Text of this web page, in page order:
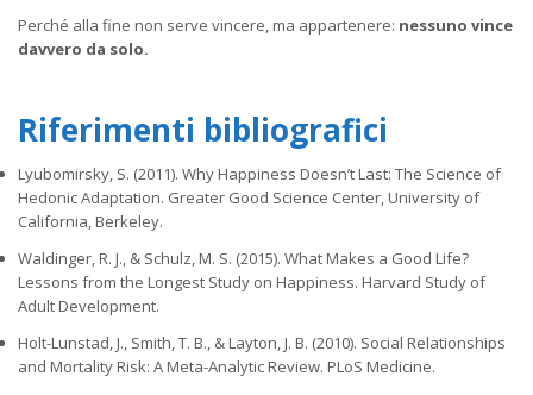
Perché alla fine non serve vincere, ma appartenere: nessuno vince
davvero da solo.
Riferimenti bibliografici
Lyubomirsky, S. (2011). Why Happiness Doesn’t Last: The Science of
Hedonic Adaptation. Greater Good Science Center, University of
California, Berkeley.
Waldinger, R. J., & Schulz, M. S. (2015). What Makes a Good Life?
Lessons from the Longest Study on Happiness. Harvard Study of
Adult Development.
Holt-Lunstad, J., Smith, T. B., & Layton, J. B. (2010). Social Relationships
and Mortality Risk: A Meta-Analytic Review. PLoS Medicine.